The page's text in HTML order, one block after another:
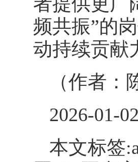
频共振”的
动持续贡献
（作者：
2026-01-
本文标签